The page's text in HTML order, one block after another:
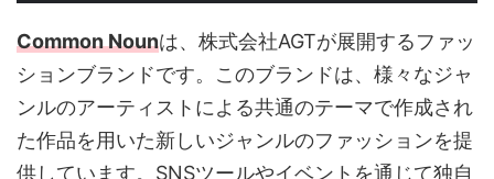
Common Nounは、株式会社AGTが展開するファッ
ションブランドです。このブランドは、様々なジャ
ンルのアーティストによる共通のテーマで作成され
た作品を用いた新しいジャンルのファッションを提
供しています。SNSツールやイベントを通じて独自